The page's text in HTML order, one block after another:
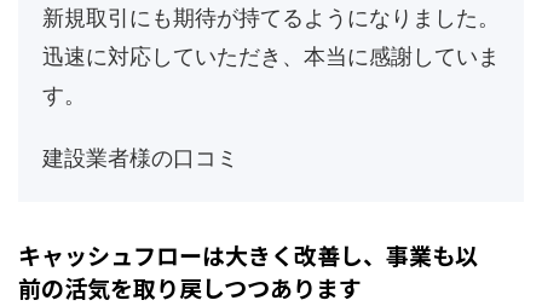
新規取引にも期待が持てるようになりました。
迅速に対応していただき、本当に感謝していま
す。
建設業者様の口コミ
キャッシュフローは大きく改善し、事業も以
前の活気を取り戻しつつあります